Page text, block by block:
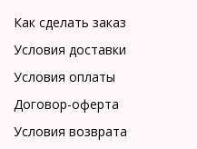
Как сделать заказ
Условия доставки
Условия оплаты
Договор-оферта
Условия возврата